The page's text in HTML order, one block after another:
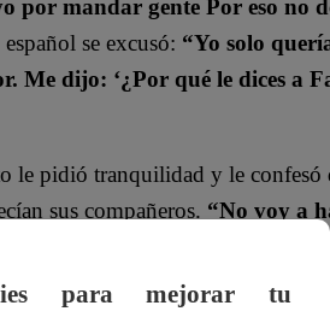
por mandar gente Por eso no
se excusó: “Yo solo
Me dijo: ‘¿Por qué le dices a
le pidió tranquilidad y le confesó
sus compañeros. “No voy a
y Arturo. La modelo peruana
para mejorar tu